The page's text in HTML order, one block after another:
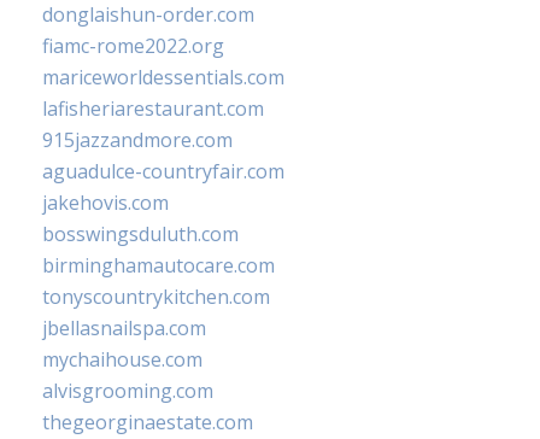
donglaishun-order.com
fiamc-rome2022.org
mariceworldessentials.com
lafisheriarestaurant.com
915jazzandmore.com
aguadulce-countryfair.com
jakehovis.com
bosswingsduluth.com
birminghamautocare.com
tonyscountrykitchen.com
jbellasnailspa.com
mychaihouse.com
alvisgrooming.com
thegeorginaestate.com